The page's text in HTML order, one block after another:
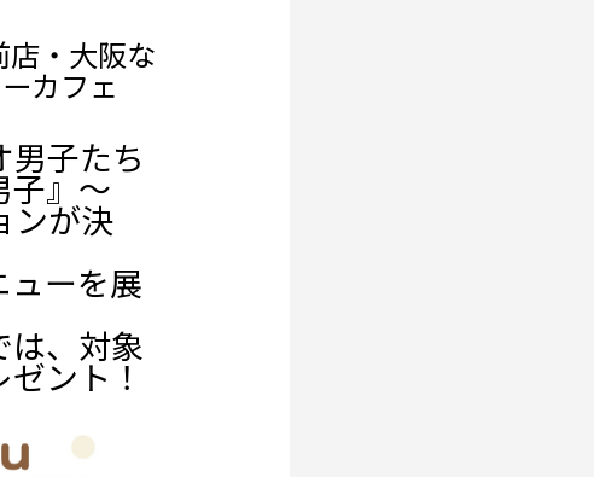
・大阪な
カフェ
子たち
子』～
ンが決
ューを展
は、対象
ント！